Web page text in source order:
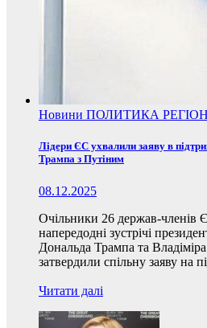
Новини ПОЛИТИКА РЕГІОН
Лідери ЄС ухвалили заяву в
Трампа з Путіним
08.12.2025
Очільники 26 держав-членів
напередодні зустрічі
Дональда Трампа та
затвердили спільну заяву на
Читати далі